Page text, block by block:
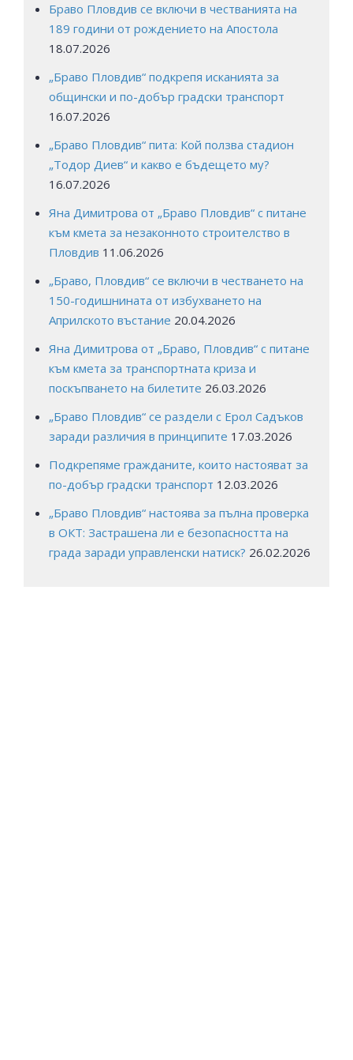
Браво Пловдив се включи в честванията на
189 години от рождението на Апостола
18.07.2026
„Браво Пловдив“ подкрепя исканията за
общински и по-добър градски транспорт
16.07.2026
„Браво Пловдив“ пита: Кой ползва стадион
„Тодор Диев“ и какво е бъдещето му?
16.07.2026
Яна Димитрова от „Браво Пловдив“ с питане
към кмета за незаконното строителство в
Пловдив 11.06.2026
„Браво, Пловдив“ се включи в честването на
150-годишнината от избухването на
Априлското въстание 20.04.2026
Яна Димитрова от „Браво, Пловдив“ с питане
към кмета за транспортната криза и
поскъпването на билетите 26.03.2026
„Браво Пловдив“ се раздели с Ерол Садъков
заради различия в принципите 17.03.2026
Подкрепяме гражданите, които настояват за
по-добър градски транспорт 12.03.2026
„Браво Пловдив“ настоява за пълна проверка
в ОКТ: Застрашена ли е безопасността на
града заради управленски натиск? 26.02.2026